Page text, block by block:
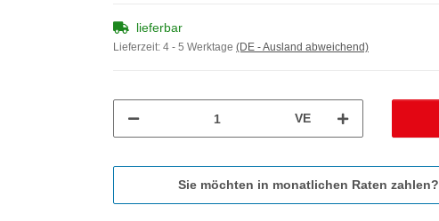
lieferbar
Lieferzeit: 4 - 5 Werktage (DE - Ausland abweichend)
VE
Sie möchten in monatlichen Raten zahlen?